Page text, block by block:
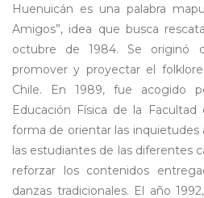
Huenuicán es una palabra
Amigos”, idea que busca
octubre de 1984. Se originó
promover y proyectar el
Chile. En 1989, fue acogido
Educación Física de la
forma de orientar las inquietudes
las estudiantes de las diferentes
reforzar los contenidos
danzas tradicionales. El año